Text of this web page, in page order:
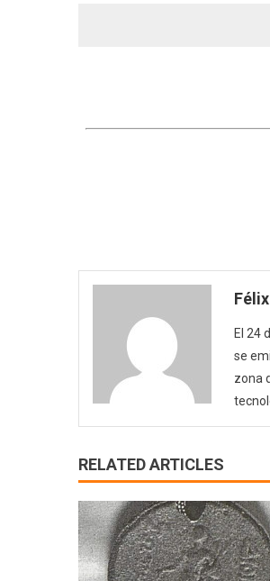
Félix
El 24
se
zona
RELATED ARTICLES